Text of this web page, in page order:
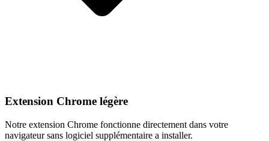
Extension Chrome légère
Notre extension Chrome fonctionne directement dans votre
navigateur sans logiciel supplémentaire a installer.